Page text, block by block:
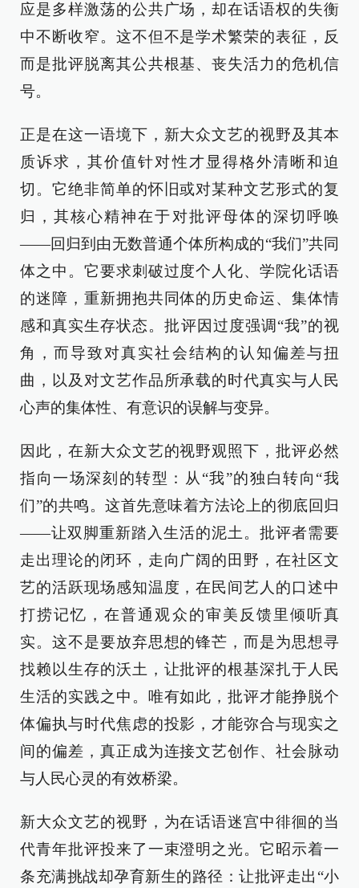
应是多样激荡的公共广场，却在话语权的失衡
中不断收窄。这不但不是学术繁荣的表征，反
而是批评脱离其公共根基、丧失活力的危机信
号。
正是在这一语境下，新大众文艺的视野及其本
质诉求，其价值针对性才显得格外清晰和迫
切。它绝非简单的怀旧或对某种文艺形式的复
归，其核心精神在于对批评母体的深切呼唤
——回归到由无数普通个体所构成的“我们”共同
体之中。它要求刺破过度个人化、学院化话语
的迷障，重新拥抱共同体的历史命运、集体情
感和真实生存状态。批评因过度强调“我”的视
角，而导致对真实社会结构的认知偏差与扭
曲，以及对文艺作品所承载的时代真实与人民
心声的集体性、有意识的误解与变异。
因此，在新大众文艺的视野观照下，批评必然
指向一场深刻的转型：从“我”的独白转向“我
们”的共鸣。这首先意味着方法论上的彻底回归
——让双脚重新踏入生活的泥土。批评者需要
走出理论的闭环，走向广阔的田野，在社区文
艺的活跃现场感知温度，在民间艺人的口述中
打捞记忆，在普通观众的审美反馈里倾听真
实。这不是要放弃思想的锋芒，而是为思想寻
找赖以生存的沃土，让批评的根基深扎于人民
生活的实践之中。唯有如此，批评才能挣脱个
体偏执与时代焦虑的投影，才能弥合与现实之
间的偏差，真正成为连接文艺创作、社会脉动
与人民心灵的有效桥梁。
新大众文艺的视野，为在话语迷宫中徘徊的当
代青年批评投来了一束澄明之光。它昭示着一
条充满挑战却孕育新生的路径：让批评走出“小